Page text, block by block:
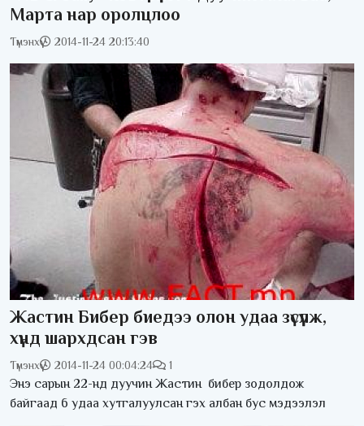
Марта нар оролцлоо
Түмэнхүү 2014-11-24 20:13:40
Жастин Бибер биедээ олон удаа зүсүүлж,
хүнд шархдсан гэв
Түмэнхүү 2014-11-24 00:04:24 1
Энэ сарын 22-нд дуучин Жастин бибер зодолдож
байгаад 6 удаа хутгалуулсан гэх албан бус мэдээлэл